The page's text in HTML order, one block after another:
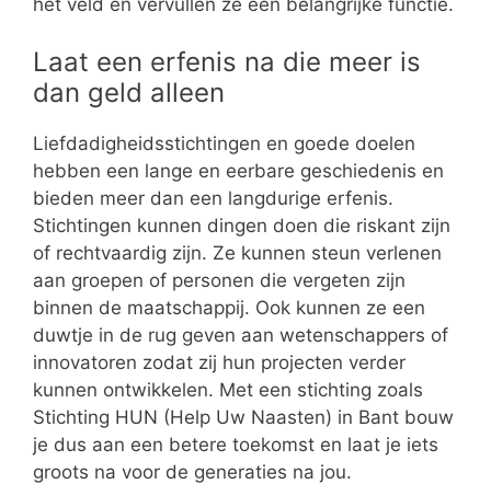
het veld en vervullen ze een belangrijke functie.
Laat een erfenis na die meer is
dan geld alleen
Liefdadigheidsstichtingen en goede doelen
hebben een lange en eerbare geschiedenis en
bieden meer dan een langdurige erfenis.
Stichtingen kunnen dingen doen die riskant zijn
of rechtvaardig zijn. Ze kunnen steun verlenen
aan groepen of personen die vergeten zijn
binnen de maatschappij. Ook kunnen ze een
duwtje in de rug geven aan wetenschappers of
innovatoren zodat zij hun projecten verder
kunnen ontwikkelen. Met een stichting zoals
Stichting HUN (Help Uw Naasten) in Bant bouw
je dus aan een betere toekomst en laat je iets
groots na voor de generaties na jou.